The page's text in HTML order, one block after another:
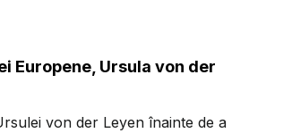
Europene, Ursula von der
von der Leyen înainte de a